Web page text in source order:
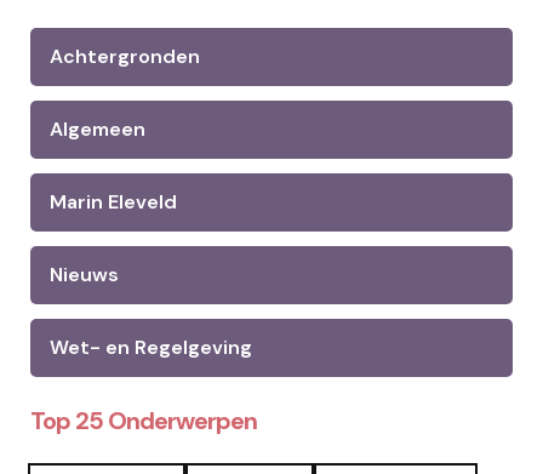
Achtergronden
Algemeen
Marin Eleveld
Nieuws
Wet- en Regelgeving
Top 25 Onderwerpen